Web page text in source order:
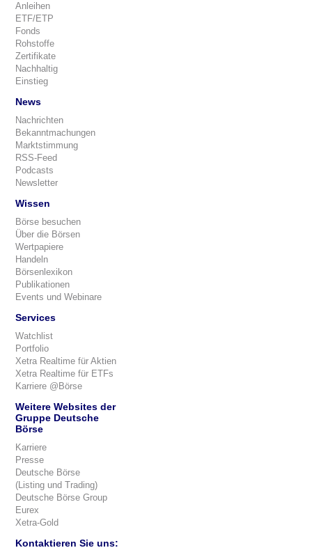
Anleihen
ETF/ETP
Fonds
Rohstoffe
Zertifikate
Nachhaltig
Einstieg
News
Nachrichten
Bekanntmachungen
Marktstimmung
RSS-Feed
Podcasts
Newsletter
Wissen
Börse besuchen
Über die Börsen
Wertpapiere
Handeln
Börsenlexikon
Publikationen
Events und Webinare
Services
Watchlist
Portfolio
Xetra Realtime für Aktien
Xetra Realtime für ETFs
Karriere @Börse
Weitere Websites der
Gruppe Deutsche
Börse
Karriere
Presse
Deutsche Börse
(Listing und Trading)
Deutsche Börse Group
Eurex
Xetra-Gold
Kontaktieren Sie uns: